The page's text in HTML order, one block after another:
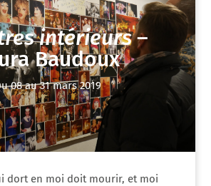
intérieurs–
Baudoux
08 au 31 mars 2019
dort en moi doit mourir, et moi